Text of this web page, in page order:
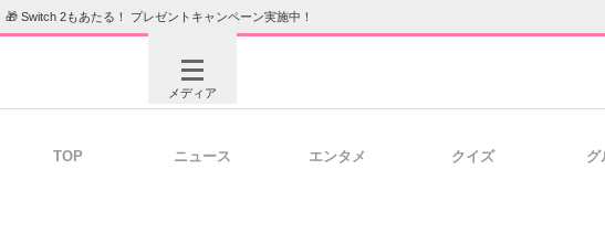
🎁 Switch 2もあたる！ プレゼントキャンペーン実施中！
メディア
TOP ニュース エンタメ クイズ グ